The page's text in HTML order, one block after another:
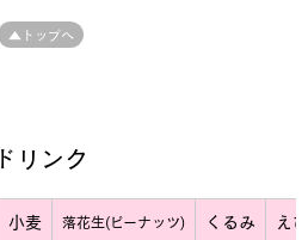
▲トップへ
ドリンク
小麦 落花生(ピーナッツ) くるみ えび